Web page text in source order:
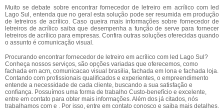
Muito se debate sobre encontrar fornecedor de letreiro em acrílico com led
Lago Sul, entenda que no geral esta solução pode ser resumida em produção
de letreiros de acrílico. Caso queira mais informações sobre fornecedor de
letreiros de acrílico saiba que desempenha a função de serve para fornecer
letreiros de acrílico para empresas. Confira outras soluções oferecidas quando
o assunto é comunicação visual.
Procurando encontrar fornecedor de letreiro em acrílico com led Lago Sul?
Conheça nossos serviços, são opções variadas que oferecemos, como
fachada em acm, comunicacao visual brasilia, fachada em lona e fachada loja.
Contando com profissionais qualificados e experientes, o empreendimento
entende a necessidade de cada cliente, buscando a sua satisfação e
confiança. Possuímos uma forma de trabalho Custo-benefício e excelente,
entre em contato para obter mais informações. Além dos já citados, nós
trabalhamos com e . Por isso, entre em contato conosco e saiba mais detalhes.